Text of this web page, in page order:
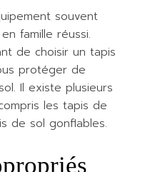
souvent
famille réussi.
de choisir un tapis
protéger de
Il existe plusieurs
les tapis de
de sol gonflables.